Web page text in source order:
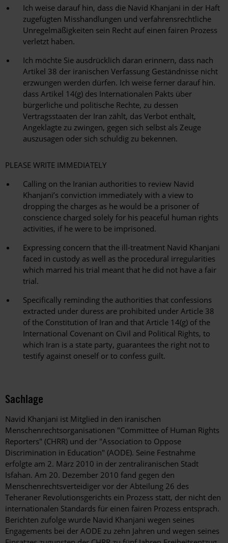
Ich weise darauf hin, dass die Navid Khanjani in der Haft
zugefügten Misshandlungen und verfahrensrechtliche
Unregelmäßigkeiten sein Recht auf einen fairen Prozess
verletzt haben.
Ich möchte Sie ausdrücklich daran erinnern, dass nach
Artikel 38 der iranischen Verfassung Geständnisse nicht
erzwungen werden dürfen. Ich weise ferner darauf hin.
dass Artikel 14(g) des Internationalen Pakts über
bürgerliche und politische Rechte, zu dessen
Vertragsstaaten der Iran zählt, das Verbot enthält,
Angeklagte zu zwingen, gegen sich selbst als Zeuge
auszusagen oder sich schuldig zu bekennen.
PLEASE WRITE IMMEDIATELY
Calling on the Iranian authorities to review Navid
Khanjani’s conviction immediately with a view to
dropping the charges as he would be a prisoner of
conscience charged solely for his peaceful human rights
activities, if he were to be imprisoned.
Expressing concern that the ill-treatment Navid Khanjani
faced in custody as well as the procedural irregularities
which marred his trial meant that he did not have a fair
trial.
Specifically reminding the authorities that confessions
extracted under duress are prohibited under Article 38
of the Constitution of Iran and that Article 14(g) of the
International Covenant on Civil and Political Rights, to
which Iran is a state party, guarantees the right not to
testify against oneself or to confess guilt.
Sachlage
Navid Khanjani ist Mitglied in den iranischen
Menschenrechtsorganisationen "Committee of Human Rights
Reporters" (CHRR) und der "Association to Oppose
Discrimination in Education" (AODE). Seine Festnahme
erfolgte am 2. März 2010 in der zentraliranischen Stadt
Isfahan. Am 20. Dezember 2010 fand gegen den
Menschenrechtsverteidiger vor der Abteilung 26 des
Teheraner Revolutionsgerichts ein Prozess statt, der nicht den
internationalen Standards für einen fairen Prozess entsprach.
Berichten zufolge wurde Navid Khanjani wegen seines
Engagements bei der AODE zu zehn Jahren und wegen seines